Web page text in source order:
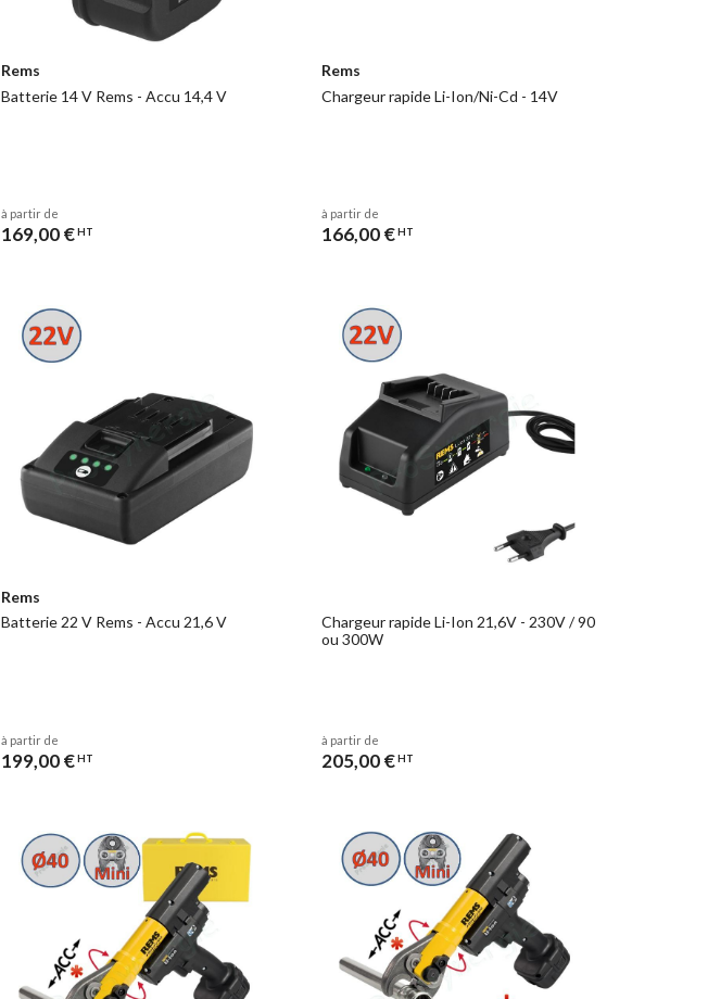
Rems
Batterie 14 V Rems - Accu 14,4 V
à partir de
169,00 €HT
Rems
Chargeur rapide Li-Ion/Ni-Cd - 14V
à partir de
166,00 €HT
Rems
Batterie 22 V Rems - Accu 21,6 V
à partir de
199,00 €HT
Chargeur rapide Li-Ion 21,6V - 230V / 90
ou 300W
à partir de
205,00 €HT